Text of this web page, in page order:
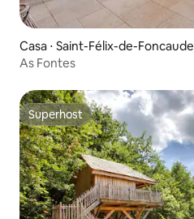
Casa ⋅ Saint-Félix-de-Foncaude
As Fontes
Superhost
Superhost